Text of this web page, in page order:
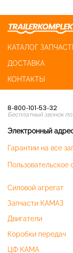
КАТАЛОГ
ДОСТАВКА
КОНТАКТЫ
8-800-101-53-32
Бесплатный звонок
Электронный
Гарантии на все
Пользовательское
Силовой агрегат
Запчасти КАМАЗ
Двигатели
Коробки передач
ЦФ КАМА